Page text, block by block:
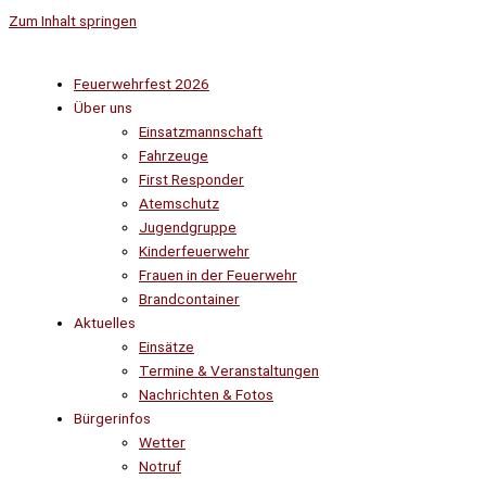
Zum Inhalt springen
Feuerwehrfest 2026
Über uns
Einsatzmannschaft
Fahrzeuge
First Responder
Atemschutz
Jugendgruppe
Kinderfeuerwehr
Frauen in der Feuerwehr
Brandcontainer
Aktuelles
Einsätze
Termine & Veranstaltungen
Nachrichten & Fotos
Bürgerinfos
Wetter
Notruf